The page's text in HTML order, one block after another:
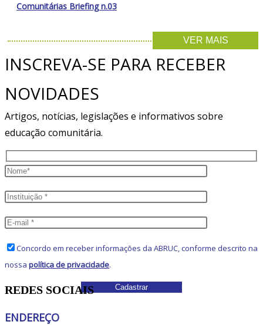
Comunitárias Briefing n.03
VER MAIS
INSCREVA-SE PARA RECEBER
NOVIDADES
Artigos, notícias, legislações e informativos sobre
educação comunitária.
Concordo em receber informações da ABRUC, conforme descrito na
nossa política de privacidade.
REDES SOCIAIS
ENDEREÇO